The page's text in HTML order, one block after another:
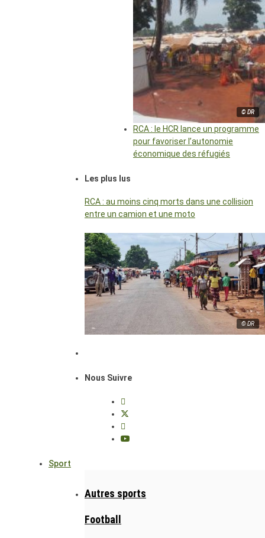
© DR
RCA : le HCR lance un programme
pour favoriser l’autonomie
économique des réfugiés
Les plus lus
RCA : au moins cinq morts dans une collision
entre un camion et une moto
© DR
Nous Suivre
Sport
Autres sports
Football